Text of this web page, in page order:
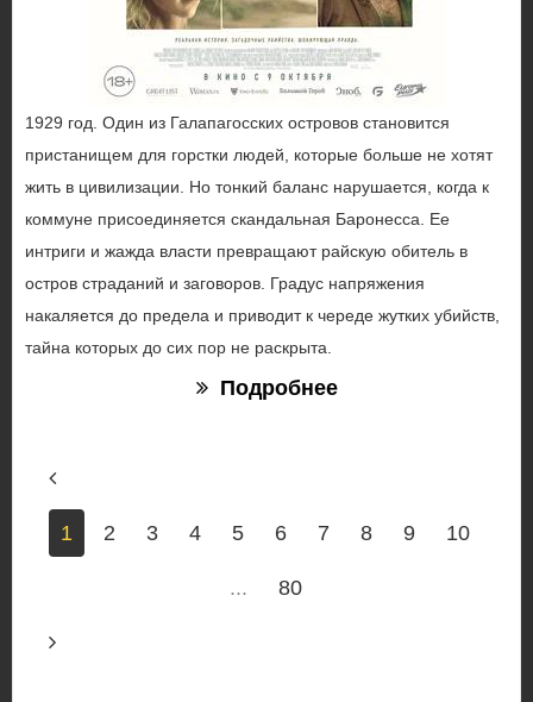
1929 год. Один из Галапагосских островов становится
пристанищем для горстки людей, которые больше не хотят
жить в цивилизации. Но тонкий баланс нарушается, когда к
коммуне присоединяется скандальная Баронесса. Ее
интриги и жажда власти превращают райскую обитель в
остров страданий и заговоров. Градус напряжения
накаляется до предела и приводит к череде жутких убийств,
тайна которых до сих пор не раскрыта.
Подробнее
1 2 3 4 5 6 7 8 9 10
... 80